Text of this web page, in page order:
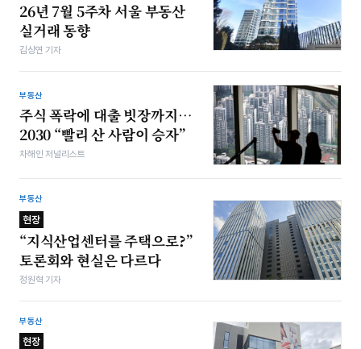
26년 7월 5주차 서울 부동산
실거래 동향
김상연 기자
부동산
주식 폭락에 대출 빗장까지…
2030 “빨리 산 사람이 승자”
차해인 저널리스트
부동산
현장
“지식산업센터를 주택으로?”
토론회와 현실은 다르다
정원혁 기자
부동산
현장